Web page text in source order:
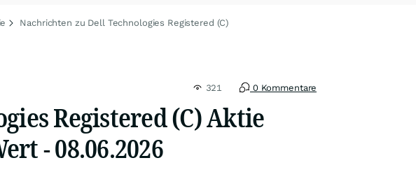
Nachrichten zu Dell Technologies Registered (C)
321 0 Kommentare
Registered (C) Aktie
- 08.06.2026